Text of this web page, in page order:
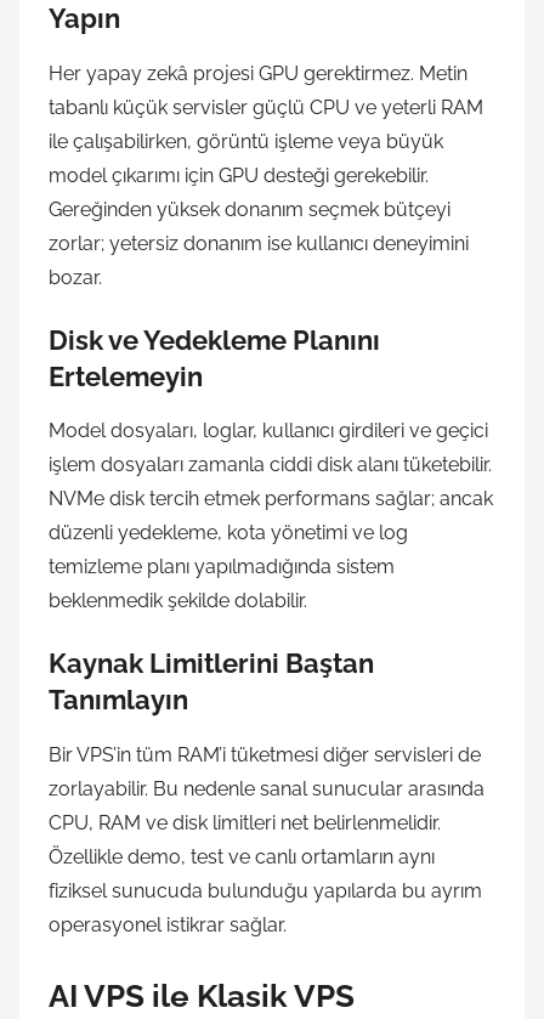
Yapın
Her yapay zekâ projesi GPU gerektirmez. Metin
tabanlı küçük servisler güçlü CPU ve yeterli RAM
ile çalışabilirken, görüntü işleme veya büyük
model çıkarımı için GPU desteği gerekebilir.
Gereğinden yüksek donanım seçmek bütçeyi
zorlar; yetersiz donanım ise kullanıcı deneyimini
bozar.
Disk ve Yedekleme Planını
Ertelemeyin
Model dosyaları, loglar, kullanıcı girdileri ve geçici
işlem dosyaları zamanla ciddi disk alanı tüketebilir.
NVMe disk tercih etmek performans sağlar; ancak
düzenli yedekleme, kota yönetimi ve log
temizleme planı yapılmadığında sistem
beklenmedik şekilde dolabilir.
Kaynak Limitlerini Baştan
Tanımlayın
Bir VPS’in tüm RAM’i tüketmesi diğer servisleri de
zorlayabilir. Bu nedenle sanal sunucular arasında
CPU, RAM ve disk limitleri net belirlenmelidir.
Özellikle demo, test ve canlı ortamların aynı
fiziksel sunucuda bulunduğu yapılarda bu ayrım
operasyonel istikrar sağlar.
AI VPS ile Klasik VPS